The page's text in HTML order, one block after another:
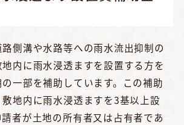
側溝や水路等への雨水流出抑制の
内に雨水浸透ますを設置する方を
一部を補助しています。この補助
地内に雨水浸透ますを3基以上設
者が土地の所有者又は占有者であ